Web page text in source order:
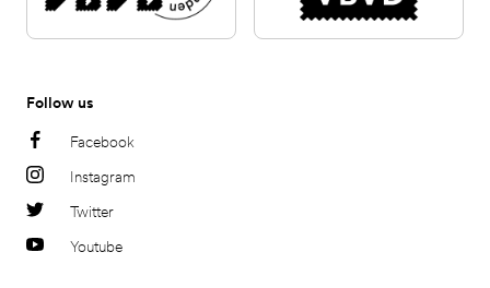
Follow us
Facebook
Instagram
Twitter
Youtube